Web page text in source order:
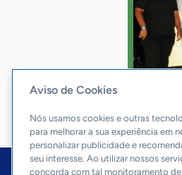
Aviso de Cookies
Nós usamos cookies e outras
para melhorar a sua experiência em
personalizar publicidade e
seu interesse. Ao utilizar nossos
concorda com tal monitoramento